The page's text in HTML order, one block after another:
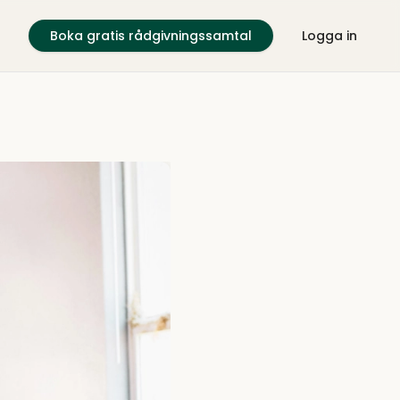
Boka gratis rådgivningssamtal Logga in